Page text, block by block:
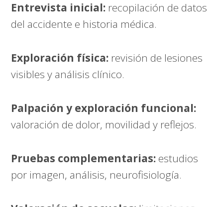
Entrevista inicial: recopilación de datos
del accidente e historia médica.
Exploración física: revisión de lesiones
visibles y análisis clínico.
Palpación y exploración funcional:
valoración de dolor, movilidad y reflejos.
Pruebas complementarias: estudios
por imagen, análisis, neurofisiología.